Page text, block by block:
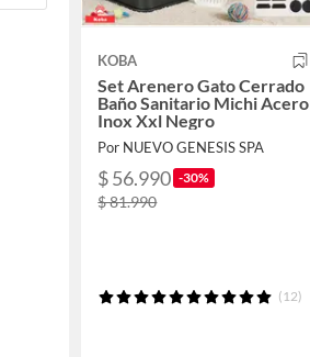
KOBA
Set Arenero Gato Cerrado
Baño Sanitario Michi Acero
Inox Xxl Negro
Por NUEVO GENESIS SPA
$ 56.990 -30%
$ 81.990
(12)